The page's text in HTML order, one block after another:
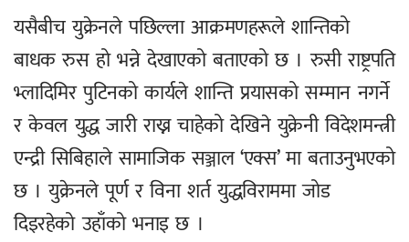
यसैबीच युक्रेनले पछिल्ला आक्रमणहरूले शान्तिको
बाधक रुस हो भन्ने देखाएको बताएको छ । रुसी राष्ट्रपति
भ्लादिमिर पुटिनको कार्यले शान्ति प्रयासको सम्मान नगर्ने
र केवल युद्ध जारी राख्न चाहेको देखिने युक्रेनी विदेशमन्त्री
एन्द्री सिबिहाले सामाजिक सञ्जाल ‘एक्स’ मा बताउनुभएको
छ । युक्रेनले पूर्ण र विना शर्त युद्धविराममा जोड
दिइरहेको उहाँको भनाइ छ ।